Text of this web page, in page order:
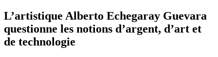
L’artistique Alberto Echegaray Guevara
questionne les notions d’argent, d’art et
de technologie